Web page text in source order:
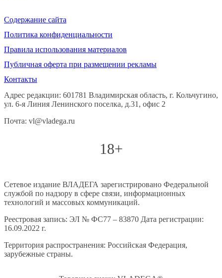
Содержание сайта
Политика конфиденциальности
Правила использования материалов
Публичная оферта при размещении рекламы
Контакты
Адрес редакции: 601781 Владимирская область, г. Кольчугино,
ул. 6-я Линия Ленинского поселка, д.31, офис 2
Почта: vl@vladega.ru
18+
Сетевое издание ВЛАДЕГА зарегистрировано Федеральной
службой по надзору в сфере связи, информационных
технологий и массовых коммуникаций.
Реестровая запись: ЭЛ № ФС77 – 83870 Дата регистрации:
16.09.2022 г.
Территория распространения: Российская Федерация,
зарубежные страны.